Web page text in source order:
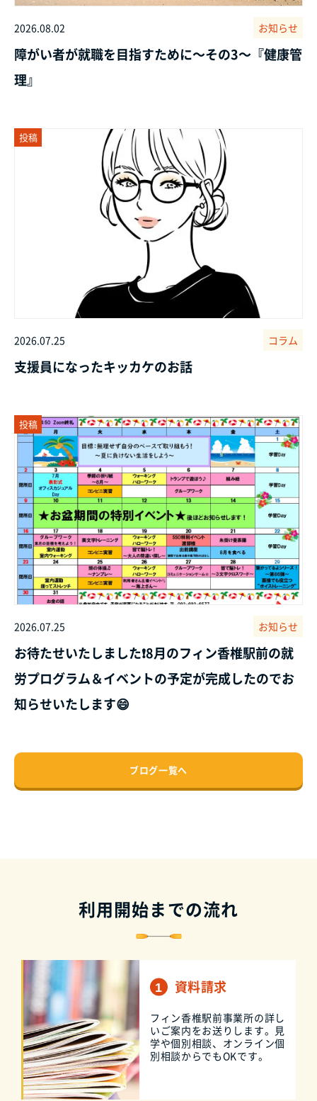
2026.08.02 お知らせ
障がい者が就職を目指すために～その3～『健康管
理』
投稿
2026.07.25 コラム
支援員になったキッカケのお話
投稿
2026.07.25 お知らせ
お待たせいたしました❗8月のフィン香椎駅前の就
労プログラム＆イベントの予定が完成したのでお
知らせいたします😄
ブログ一覧へ
利用開始までの流れ
資料請求
フィン香椎駅前事業所の詳し
いご案内をお送りします。見
学や個別相談、オンライン個
別相談からでもOKです。